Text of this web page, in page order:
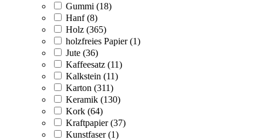
Gummi (18)
Hanf (8)
Holz (365)
holzfreies Papier (1)
Jute (36)
Kaffeesatz (11)
Kalkstein (11)
Karton (311)
Keramik (130)
Kork (64)
Kraftpapier (37)
Kunstfaser (1)